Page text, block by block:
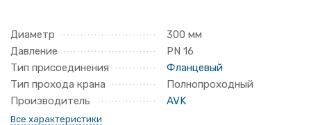
Диаметр
300 мм
Давление
PN 16
Тип присоединения
Фланцевый
Тип прохода крана
Полнопроходный
Производитель
AVK
Все характеристики